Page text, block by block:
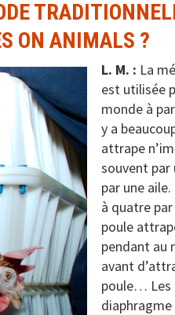
ON ANIMALS ?
L. M. : La
est utilisée
monde à
y a
attrape
souvent
par une
à quatre
poule
pendant au
avant
poule… Les